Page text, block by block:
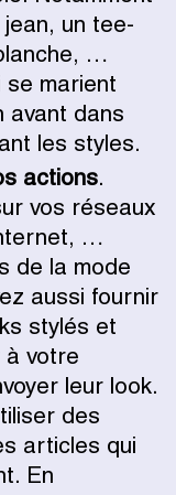
un tee-
…
se marient
avant dans
les styles.
actions.
vos réseaux
…
de la mode
aussi fournir
stylés et
à votre
leur look.
des
articles qui
En